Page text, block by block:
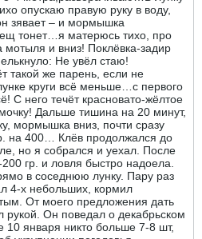
опускаю правую руку в воду,
зявает – и мормышка
тонет…я матерюсь тихо, про
и вниз! Поклёвка-задир
Не увёл стаю!
такой же парень, если не
круги всё меньше…с первого
С него течёт красновато-жёлтое
Дальше тишина на 20 минут,
мормышка вниз, почти сразу
на 400… Клёв продолжался до
но я собрался и уехал. После
гр. и ловля быстро надоела.
в соседнюю лунку. Пару раз
4-х небольших, кормил
От моего предложения дать
рукой. Он поведал о декабрьском
10 января никто больше 7-8 шт,